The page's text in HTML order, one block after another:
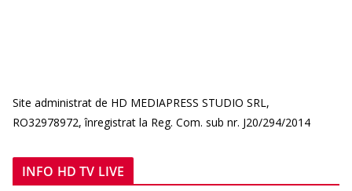
Site administrat de HD MEDIAPRESS STUDIO SRL,
RO32978972, înregistrat la Reg. Com. sub nr. J20/294/2014
INFO HD TV LIVE